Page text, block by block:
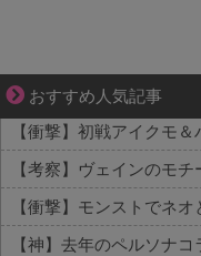
おすすめ人気記事
三十路女子×後輩男子、
【衝撃】モンストでネ
【神】去年のペルソナ